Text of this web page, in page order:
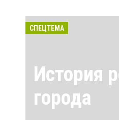
СПЕЦТЕМА
История
города